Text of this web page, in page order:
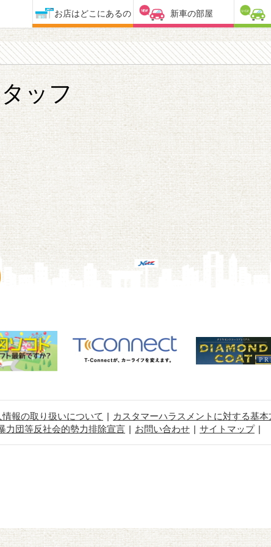
お店はどこにあるの 新車の部屋
ッフ
情報の取り扱いについて カスタマーハラスメントに対する基本
力団等反社会的勢力排除宣言
お問い合わせ サイトマップ